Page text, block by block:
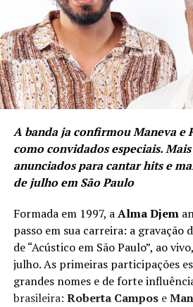
A banda ja confirmou Maneva e
como convidados especiais.
anunciados para cantar hits e
de julho em São Paulo
Formada em 1997, aAlma Djem
passo em sua carreira: a gravação
de “Acústico em São Paulo”, ao
julho. As primeiras participações
grandes nomes e de forte
brasileira: Roberta Campose